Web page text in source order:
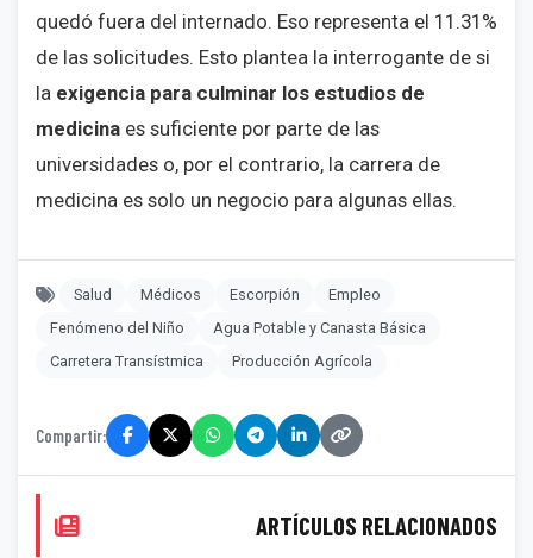
quedó fuera del internado. Eso representa el 11.31%
de las solicitudes. Esto plantea la interrogante de si
la exigencia para culminar los estudios de
medicina es suficiente por parte de las
universidades o, por el contrario, la carrera de
medicina es solo un negocio para algunas ellas.
Salud Médicos Escorpión
Empleo
Fenómeno del Niño
Agua Potable y Canasta Básica
Carretera Transístmica
Producción Agrícola
Compartir:
ARTÍCULOS RELACIONADOS